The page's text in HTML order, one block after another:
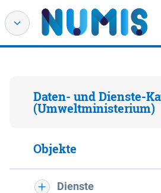
Daten- und Dienste-
(Umweltministerium)
Objekte
Dienste